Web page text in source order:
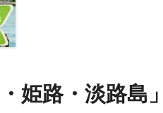
姫路・淡路島